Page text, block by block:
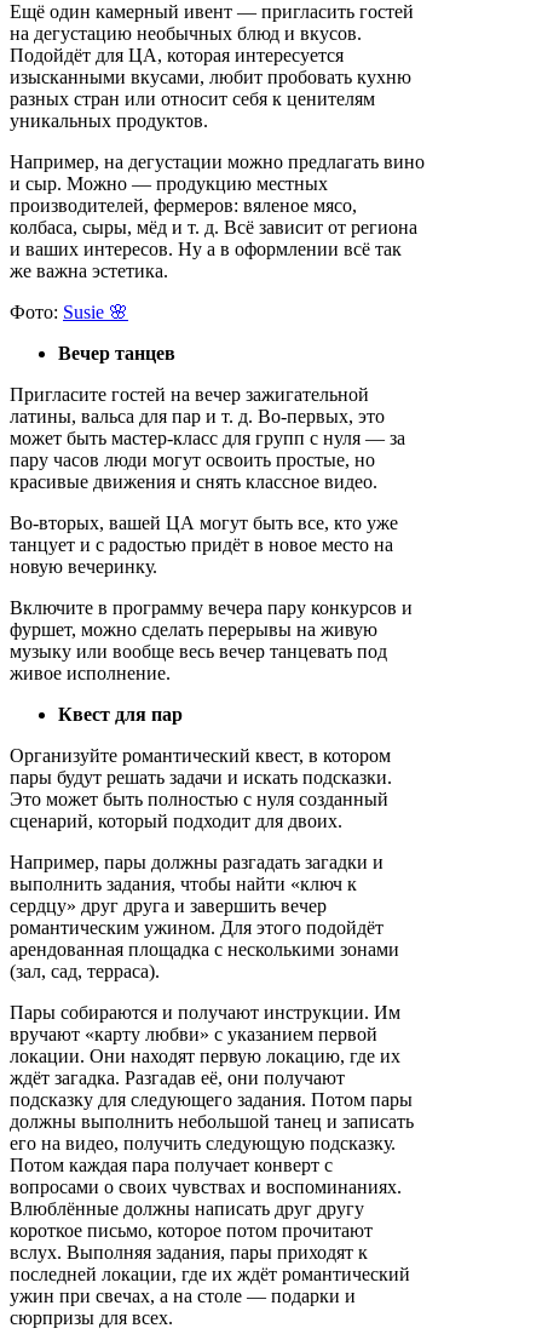
Ещё один камерный ивент — пригласить гостей
на дегустацию необычных блюд и вкусов.
Подойдёт для ЦА, которая интересуется
изысканными вкусами, любит пробовать кухню
разных стран или относит себя к ценителям
уникальных продуктов.
Например, на дегустации можно предлагать вино
и сыр. Можно — продукцию местных
производителей, фермеров: вяленое мясо,
колбаса, сыры, мёд и т. д. Всё зависит от региона
и ваших интересов. Ну а в оформлении всё так
же важна эстетика.
Фото: Susie 🌸
Вечер танцев
Пригласите гостей на вечер зажигательной
латины, вальса для пар и т. д. Во-первых, это
может быть мастер-класс для групп с нуля — за
пару часов люди могут освоить простые, но
красивые движения и снять классное видео.
Во-вторых, вашей ЦА могут быть все, кто уже
танцует и с радостью придёт в новое место на
новую вечеринку.
Включите в программу вечера пару конкурсов и
фуршет, можно сделать перерывы на живую
музыку или вообще весь вечер танцевать под
живое исполнение.
Квест для пар
Организуйте романтический квест, в котором
пары будут решать задачи и искать подсказки.
Это может быть полностью с нуля созданный
сценарий, который подходит для двоих.
Например, пары должны разгадать загадки и
выполнить задания, чтобы найти «ключ к
сердцу» друг друга и завершить вечер
романтическим ужином. Для этого подойдёт
арендованная площадка с несколькими зонами
(зал, сад, терраса).
Пары собираются и получают инструкции. Им
вручают «карту любви» с указанием первой
локации. Они находят первую локацию, где их
ждёт загадка. Разгадав её, они получают
подсказку для следующего задания. Потом пары
должны выполнить небольшой танец и записать
его на видео, получить следующую подсказку.
Потом каждая пара получает конверт с
вопросами о своих чувствах и воспоминаниях.
Влюблённые должны написать друг другу
короткое письмо, которое потом прочитают
вслух. Выполняя задания, пары приходят к
последней локации, где их ждёт романтический
ужин при свечах, а на столе — подарки и
сюрпризы для всех.